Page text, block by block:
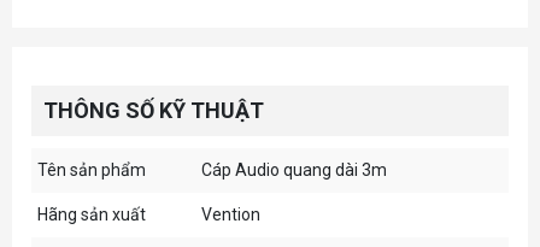
THÔNG SỐ KỸ THUẬT
Tên sản phẩm Cáp Audio quang dài 3m
Hãng sản xuất Vention